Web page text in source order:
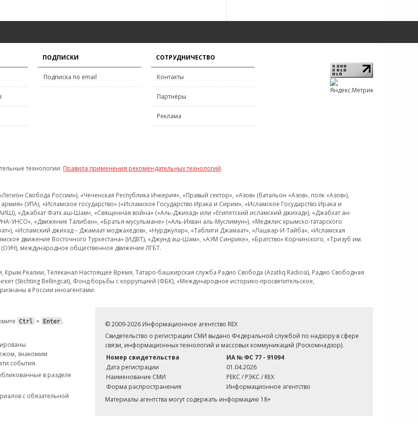
ПОДПИСКИ
Подписка по email
СОТРУДНИЧЕСТВО
Контакты
Партнёры
Реклама
технологии. Правила применения рекомендательных технологий.
Свобода России»), «Чеченская Республика Ичкерия», «Правый сектор», «Азов» (батальон «Азов», полк «Азов»),
(УПА), «Исламское государство» («Исламское Государство Ирака и Сирии», «Исламское Государство Ирака и
«Джабхат Фатх аш-Шам», «Священная война» («Аль-Джихад» или «Египетский исламский джихад»), «Джабхат ан-
УНСО», «Движение Талибан», «Братья-мусульмане» («Аль-Ихван аль-Муслимун»), «Меджлис крымско-татарского
«Исламский джихад – Джамаат моджахедов», «Нурджулар», «Таблиги Джамаат», «Лашкар-И-Тайба», «Исламская
движение Восточного Туркестана» (ИДВТ), «Джунд аш-Шам», «АУМ Синрике», «Братство» Корчинского, «Тризуб им.
международное общественное движение ЛГБТ.
Крым.Реалии, Телеканал Настоящее Время, Татаро-башкирская служба Радио Свобода (Azatliq Radiosi), Радио Свободная
(Stichting Bellingcat), Фонд борьбы с коррупцией (ФБК), «Международное историко-просветительское,
в России иноагентами.
Ctrl + Enter .
знакомим
события.
в разделе
с обязательной
© 2009-2026 Информационное агентство REX
Свидетельство о регистрации СМИ выдано Федеральной службой по надзору в сфере
связи, информационных технологий и массовых коммуникаций (Роскомнадзор).
Номер свидетельства
ИА № ФС 77 - 91094
Дата регистрации
01.04.2026
Наименование СМИ
РЕКС / РЭКС / REX
Форма распространения
Информационное агентство
Материалы агентства могут содержать информацию 18+